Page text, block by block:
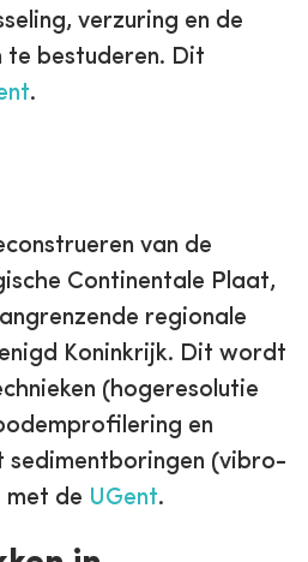
verzuring en de
te bestuderen. Dit
.
van de
Continentale Plaat,
regionale
Koninkrijk. Dit wordt
(hogeresolutie
en
sedimentboringen (vibro-
met de UGent.